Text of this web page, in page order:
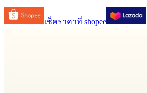
เช็คราคาที่ shopee